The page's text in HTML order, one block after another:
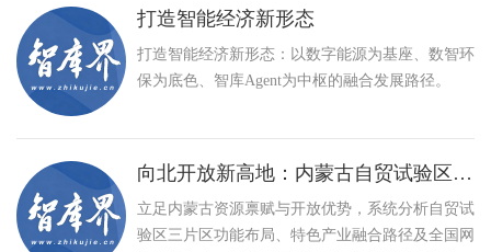
打造智能经济新形态
打造智能经济新形态：以数字能源为基座、数智环
保为底色、智库Agent为中枢的融合发展路径。
向北开放新高地：内蒙古自贸试验区建设与特色产业高质量发展路径
立足内蒙古资源禀赋与开放优势，系统分析自贸试
验区三片区功能布局、特色产业融合路径及全国网